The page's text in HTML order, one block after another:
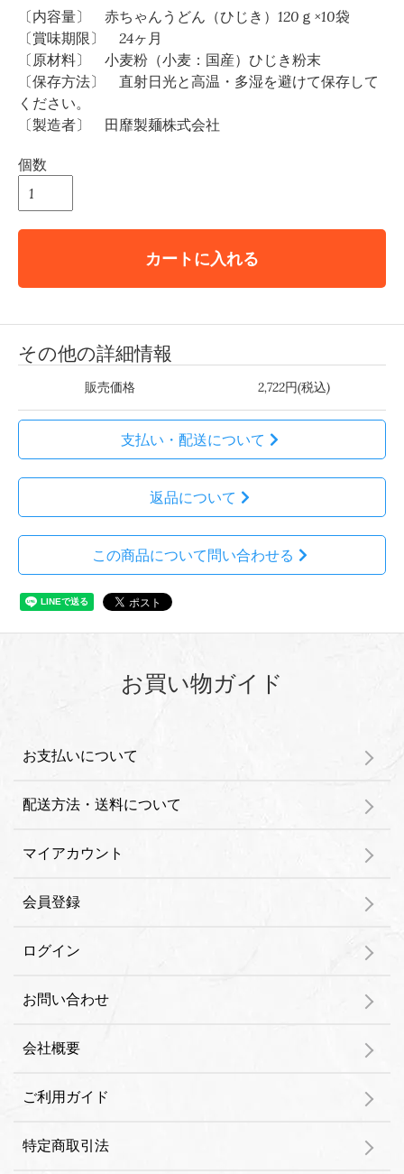
〔内容量〕 赤ちゃんうどん（ひじき）120ｇ×10袋
〔賞味期限〕 24ヶ月
〔原材料〕 小麦粉（小麦：国産）ひじき粉末
〔保存方法〕 直射日光と高温・多湿を避けて保存して
ください。
〔製造者〕 田靡製麺株式会社
個数
カートに入れる
その他の詳細情報
販売価格 2,722円(税込)
支払い・配送について
返品について
この商品について問い合わせる
お買い物ガイド
お支払いについて
配送方法・送料について
マイアカウント
会員登録
ログイン
お問い合わせ
会社概要
ご利用ガイド
特定商取引法